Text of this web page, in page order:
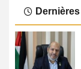
Dernières